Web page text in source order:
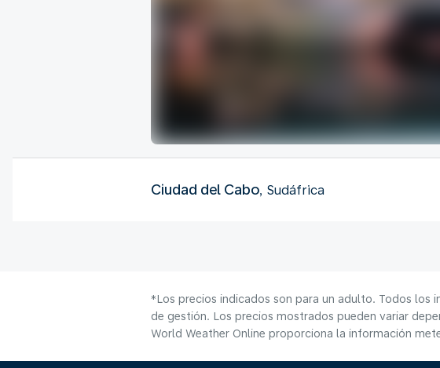
Ciudad del Cabo, Sudáfrica
*Los precios indicados son para un adulto. Todos los
de gestión. Los precios mostrados pueden variar
World Weather Online proporciona la información